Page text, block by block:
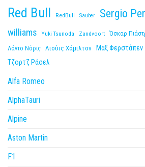
Red Bull RedBull Sauber Sergio
williams Yuki Tsunoda Zandvoort Όσκαρ
Λάντο Νόρις Λιούις Χάμιλτον Μαξ Φερστάπεν
Τζορτζ Ράσελ
Alfa Romeo
AlphaTauri
Alpine
Aston Martin
F1